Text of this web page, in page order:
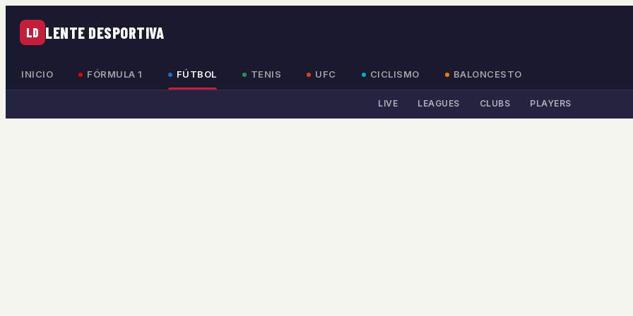
LD LENTE DESPORTIVA
INICIO FÓRMULA 1 FÚTBOL TENIS UFC CICLISMO BALONCESTO
LIVE LEAGUES CLUBS PLAYERS